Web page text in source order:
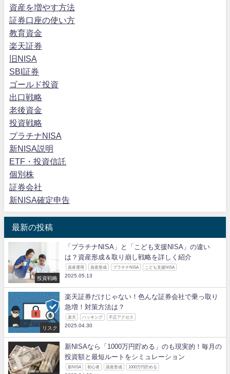
資産を増やす方法
証券口座の使い方
教育資金
楽天証券
旧NISA
SBI証券
ゴールド投資
出口戦略
老後資金
投資戦略
プラチナNISA
新NISA説明
ETF・投資信託
個別株
証券会社
新NISA確定申告
最新の投稿
投資戦略
「プラチナNISA」と「こども支援NISA」の違い
は？資産形成＆取り崩し戦略を詳しく紹介
資産運用 資産形成 プラチナNISA こども支援NISA
2025.05.13
リスク
楽天証券だけじゃない！色んな証券会社で乗っ取り
急増！対策方法は？
楽天 ハッキング 不正アクセス
2025.04.30
新NISAなら「1000万円貯める」のも現実的！毎月の
投資額と最短ルートをシミュレーション
新NISA 初心者 資産形成 1000万円貯める